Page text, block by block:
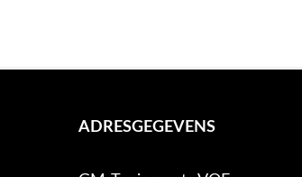
ADRESGEGEVENS